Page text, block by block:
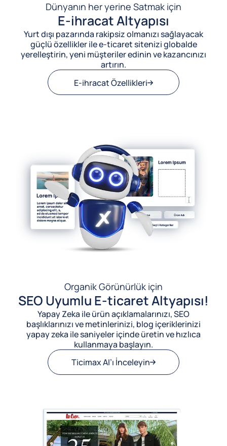
Dünyanın her yerine Satmak için
E-ihracat Altyapısı
Yurt dışı pazarında rakipsiz olmanızı sağlayacak
güçlü özellikler ile e-ticaret sitenizi globalde
yerelleştirin, yeni müşteriler edinin ve kazancınızı
artırın.
E-ihracat Özellikleri
Organik Görünürlük için
SEO Uyumlu E-ticaret Altyapısı!
Yapay Zeka ile ürün açıklamalarınızı, SEO
başlıklarınızı ve metinlerinizi, blog içeriklerinizi
yapay zeka ile saniyeler içinde üretin ve hızlıca
kullanmaya başlayın.
Ticimax AI’ı İnceleyin